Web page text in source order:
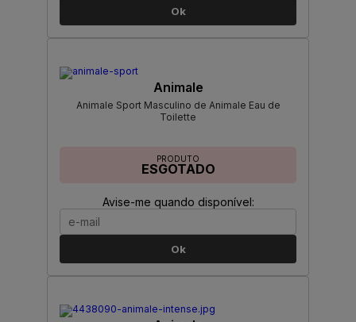
Ok
Animale
Animale Sport Masculino de Animale Eau de
Toilette
PRODUTO
ESGOTADO
Avise-me quando disponível:
Ok